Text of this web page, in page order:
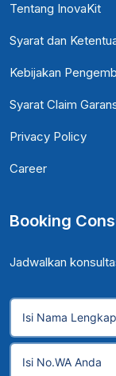
Tentang InovaKit
Syarat dan
Kebijakan
Syarat Claim
Privacy Policy
Career
Booking
Jadwalkan